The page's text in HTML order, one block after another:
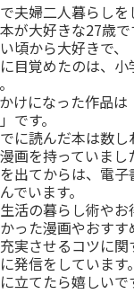
夫婦二人暮らしを
が大好きな27歳で
頃から大好きで、
目覚めたのは、小
けになった作品は
です。
に読んだ本は数し
画を持っていまし
出てからは、電子
でいます。
活の暮らし術やお
った漫画やおすす
実させるコツに関
発信をしています。
立てたら嬉しいで